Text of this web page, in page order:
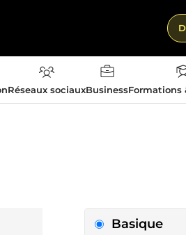
Réseaux sociauxBusinessFormations
Basique